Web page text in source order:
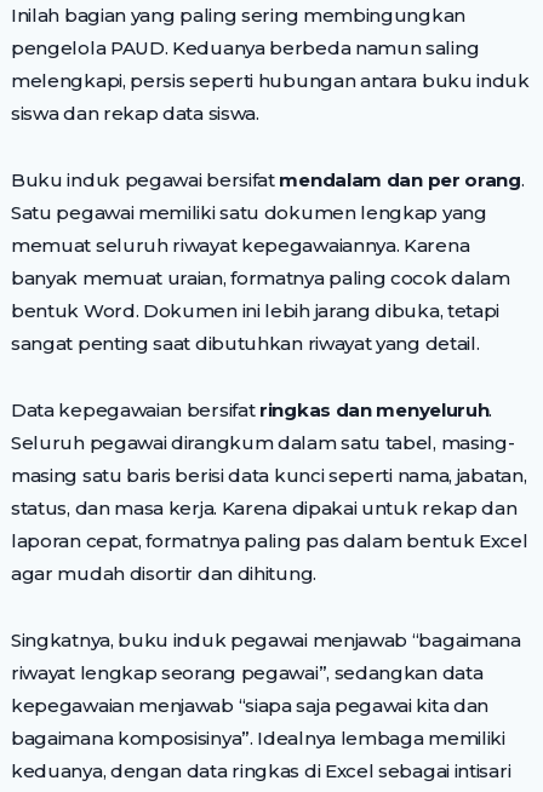
Inilah bagian yang paling sering membingungkan
pengelola PAUD. Keduanya berbeda namun saling
melengkapi, persis seperti hubungan antara buku induk
siswa dan rekap data siswa.
Buku induk pegawai bersifat mendalam dan per orang.
Satu pegawai memiliki satu dokumen lengkap yang
memuat seluruh riwayat kepegawaiannya. Karena
banyak memuat uraian, formatnya paling cocok dalam
bentuk Word. Dokumen ini lebih jarang dibuka, tetapi
sangat penting saat dibutuhkan riwayat yang detail.
Data kepegawaian bersifat ringkas dan menyeluruh.
Seluruh pegawai dirangkum dalam satu tabel, masing-
masing satu baris berisi data kunci seperti nama, jabatan,
status, dan masa kerja. Karena dipakai untuk rekap dan
laporan cepat, formatnya paling pas dalam bentuk Excel
agar mudah disortir dan dihitung.
Singkatnya, buku induk pegawai menjawab “bagaimana
riwayat lengkap seorang pegawai”, sedangkan data
kepegawaian menjawab “siapa saja pegawai kita dan
bagaimana komposisinya”. Idealnya lembaga memiliki
keduanya, dengan data ringkas di Excel sebagai intisari